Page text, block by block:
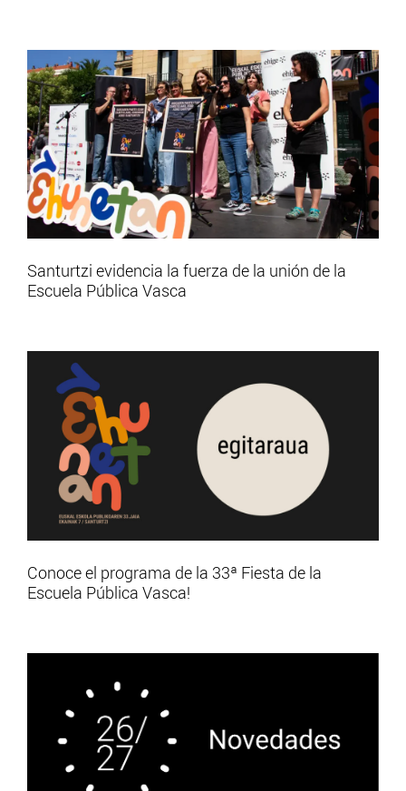
Santurtzi evidencia la fuerza de la unión de la
Escuela Pública Vasca
Conoce el programa de la 33ª Fiesta de la
Escuela Pública Vasca!